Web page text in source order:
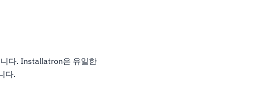
다. Installatron은 유일한
다.